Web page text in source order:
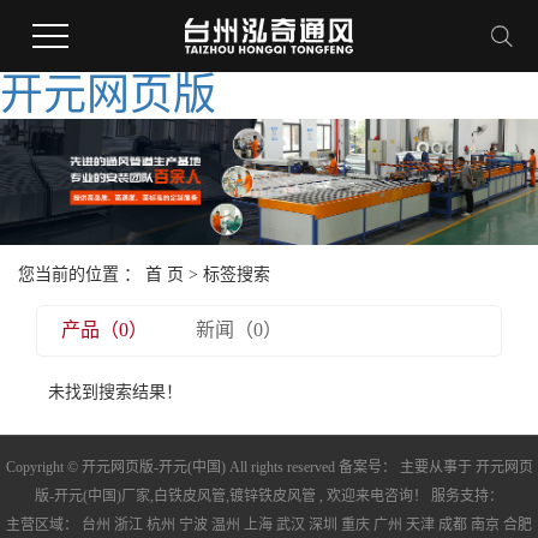
开元网页版
您当前的位置 ： 首 页 > 标签搜索
产品（0） 新闻（0）
未找到搜索结果！
Copyright © 开元网页版-开元(中国) All rights reserved 备案号： 主要从事于 开元网页
版-开元(中国)厂家, 白铁皮风管,镀锌铁皮风管 , 欢迎来电咨询！ 服务支持：
主营区域： 台州 浙江 杭州 宁波 温州 上海 武汉 深圳 重庆 广州 天津 成都 南京 合肥